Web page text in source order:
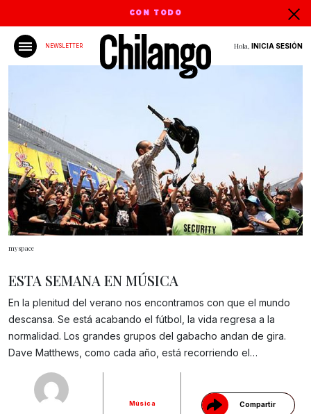
CON TODO
NEWSLETTER Hola, INICIA SESIÓN
myspace
Música Compartir
Gracias!
ESTA SEMANA EN MÚSICA
En la plenitud del verano nos encontramos con que el mundo
descansa. Se está acabando el fútbol, la vida regresa a la
normalidad. Los grandes grupos del gabacho andan de gira.
Dave Matthews, como cada año, está recorriendo el…